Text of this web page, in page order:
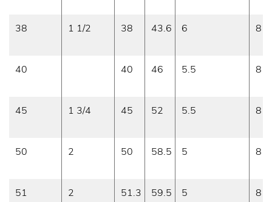
38 1 1/2 38 43.6 6 8
40 40 46 5.5 8
45 1 3/4 45 52 5.5 8
50 2 50 58.5 5 8
51 2 51.3 59.5 5 8